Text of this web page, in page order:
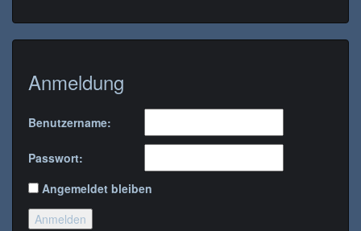
Anmeldung
Benutzername:
Passwort:
Angemeldet bleiben
Anmelden